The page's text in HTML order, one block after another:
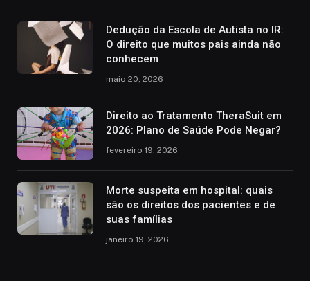
Dedução da Escola de Autista no IR:
O direito que muitos pais ainda não
conhecem
maio 20, 2026
Direito ao Tratamento TheraSuit em
2026: Plano de Saúde Pode Negar?
fevereiro 19, 2026
Morte suspeita em hospital: quais
são os direitos dos pacientes e de
suas famílias
janeiro 19, 2026